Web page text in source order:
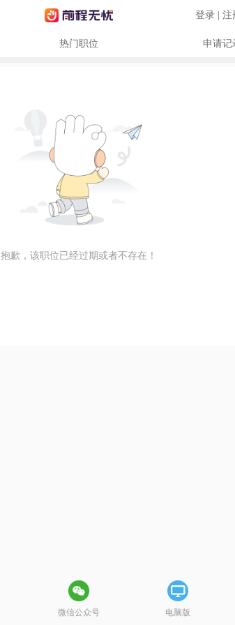
登录 | 注
热门职位 申请记
抱歉，该职位已经过期或者不存在！
微信公众号 电脑版